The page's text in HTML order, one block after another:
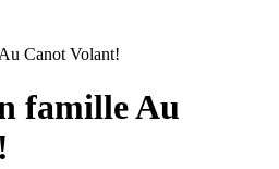
Canot Volant!
famille Au